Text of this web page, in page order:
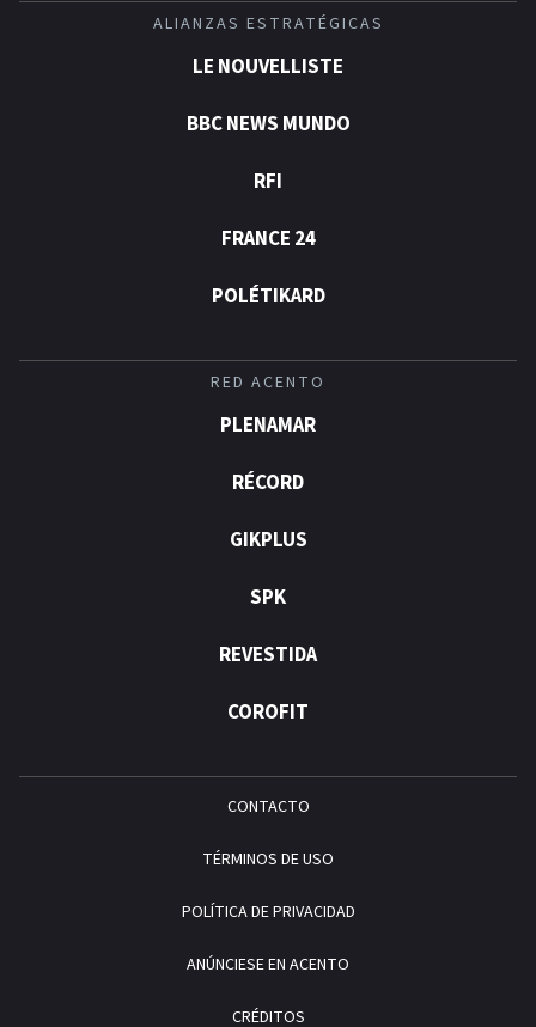
ALIANZAS ESTRATÉGICAS
LE NOUVELLISTE
BBC NEWS MUNDO
RFI
FRANCE 24
POLÉTIKARD
RED ACENTO
PLENAMAR
RÉCORD
GIKPLUS
SPK
REVESTIDA
COROFIT
CONTACTO
TÉRMINOS DE USO
POLÍTICA DE PRIVACIDAD
ANÚNCIESE EN ACENTO
CRÉDITOS